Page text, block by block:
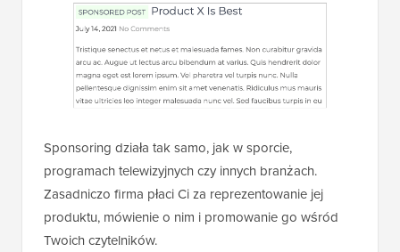
Sponsoring działa tak samo, jak w sporcie,
programach telewizyjnych czy innych branżach.
Zasadniczo firma płaci Ci za reprezentowanie jej
produktu, mówienie o nim i promowanie go wśród
Twoich czytelników.